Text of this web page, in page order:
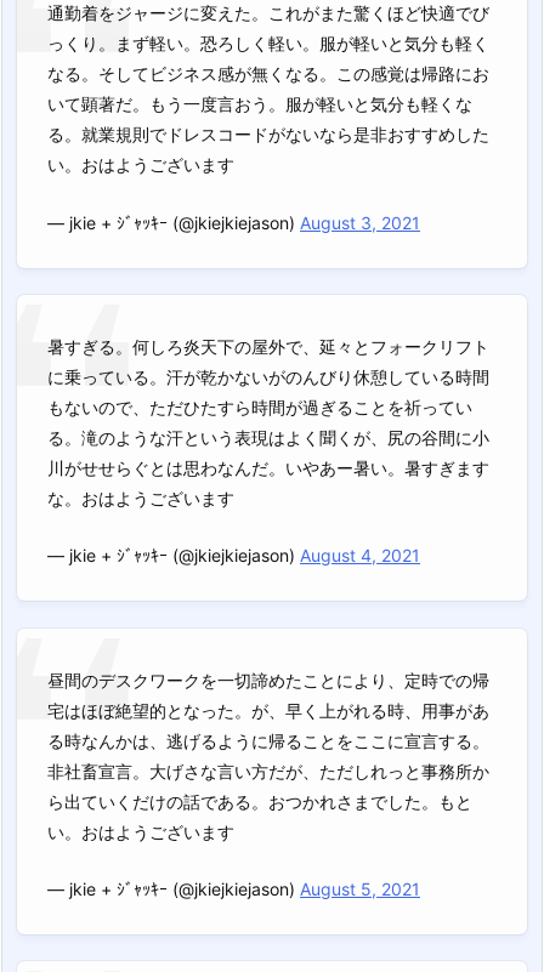
通勤着をジャージに変えた。これがまた驚くほど快適でび
っくり。まず軽い。恐ろしく軽い。服が軽いと気分も軽く
なる。そしてビジネス感が無くなる。この感覚は帰路にお
いて顕著だ。もう一度言おう。服が軽いと気分も軽くな
る。就業規則でドレスコードがないなら是非おすすめした
い。おはようございます
— jkie + ｼﾞｬｯｷｰ (@jkiejkiejason) August 3, 2021
暑すぎる。何しろ炎天下の屋外で、延々とフォークリフト
に乗っている。汗が乾かないがのんびり休憩している時間
もないので、ただひたすら時間が過ぎることを祈ってい
る。滝のような汗という表現はよく聞くが、尻の谷間に小
川がせせらぐとは思わなんだ。いやあー暑い。暑すぎます
な。おはようございます
— jkie + ｼﾞｬｯｷｰ (@jkiejkiejason) August 4, 2021
昼間のデスクワークを一切諦めたことにより、定時での帰
宅はほぼ絶望的となった。が、早く上がれる時、用事があ
る時なんかは、逃げるように帰ることをここに宣言する。
非社畜宣言。大げさな言い方だが、ただしれっと事務所か
ら出ていくだけの話である。おつかれさまでした。もと
い。おはようございます
— jkie + ｼﾞｬｯｷｰ (@jkiejkiejason) August 5, 2021